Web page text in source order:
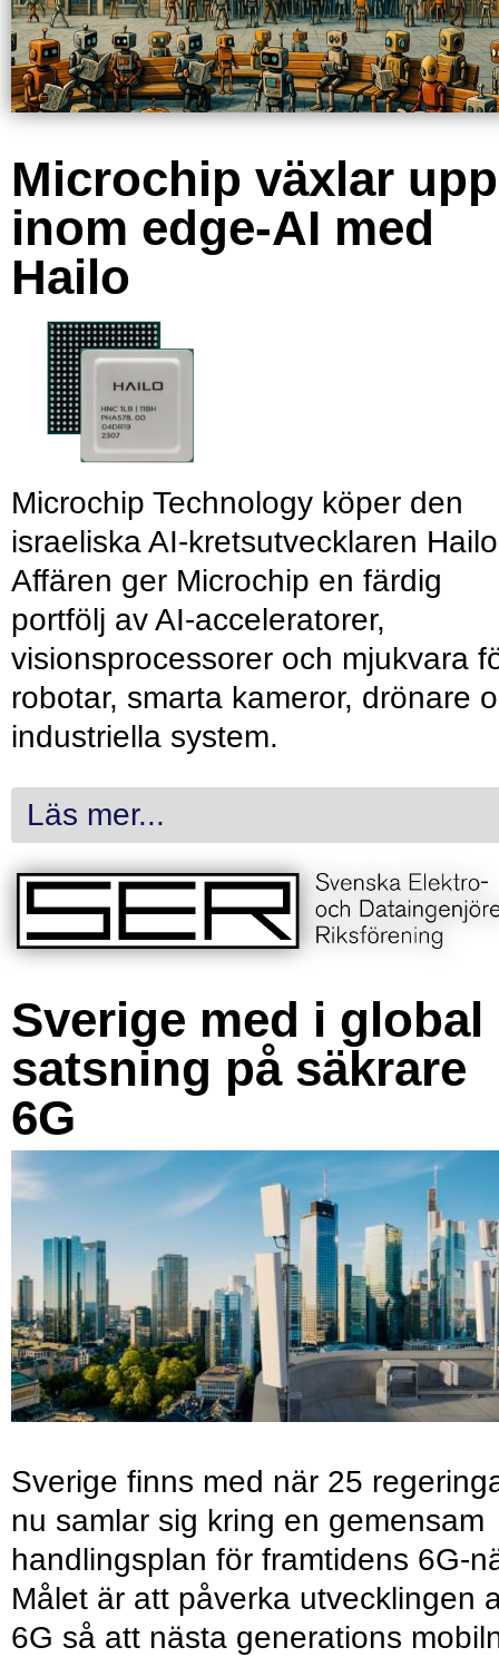
Microchip växlar upp
inom edge-AI med
Hailo
Microchip Technology köper den
israeliska AI-kretsutvecklaren
Affären ger Microchip en färdig
portfölj av AI-acceleratorer,
visionsprocessorer och mjukvara
robotar, smarta kameror, drönare
industriella system.
Läs mer...
Sverige med i global
satsning på säkrare
6G
Sverige finns med när 25
nu samlar sig kring en gemensam
handlingsplan för framtidens 6G-
Målet är att påverka utvecklingen
6G så att nästa generations